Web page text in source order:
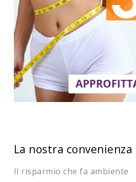
La nostra convenienza
Il risparmio che fa ambiente